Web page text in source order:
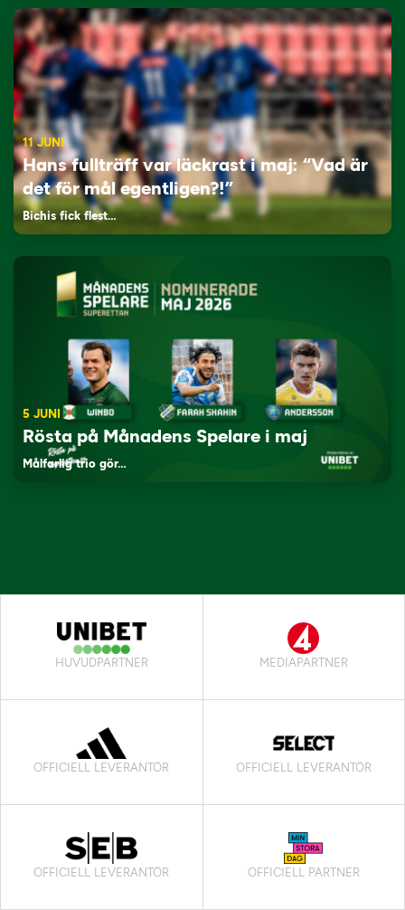
11 JUNI
Hans fullträff var läckrast i maj: “Vad är
det för mål egentligen?!”
Bichis fick flest…
5 JUNI
Rösta på Månadens Spelare i maj
Målfarlig trio gör…
HUVUDPARTNER MEDIAPARTNER
OFFICIELL LEVERANTÖR OFFICIELL LEVERANTÖR
OFFICIELL LEVERANTÖR OFFICIELL PARTNER